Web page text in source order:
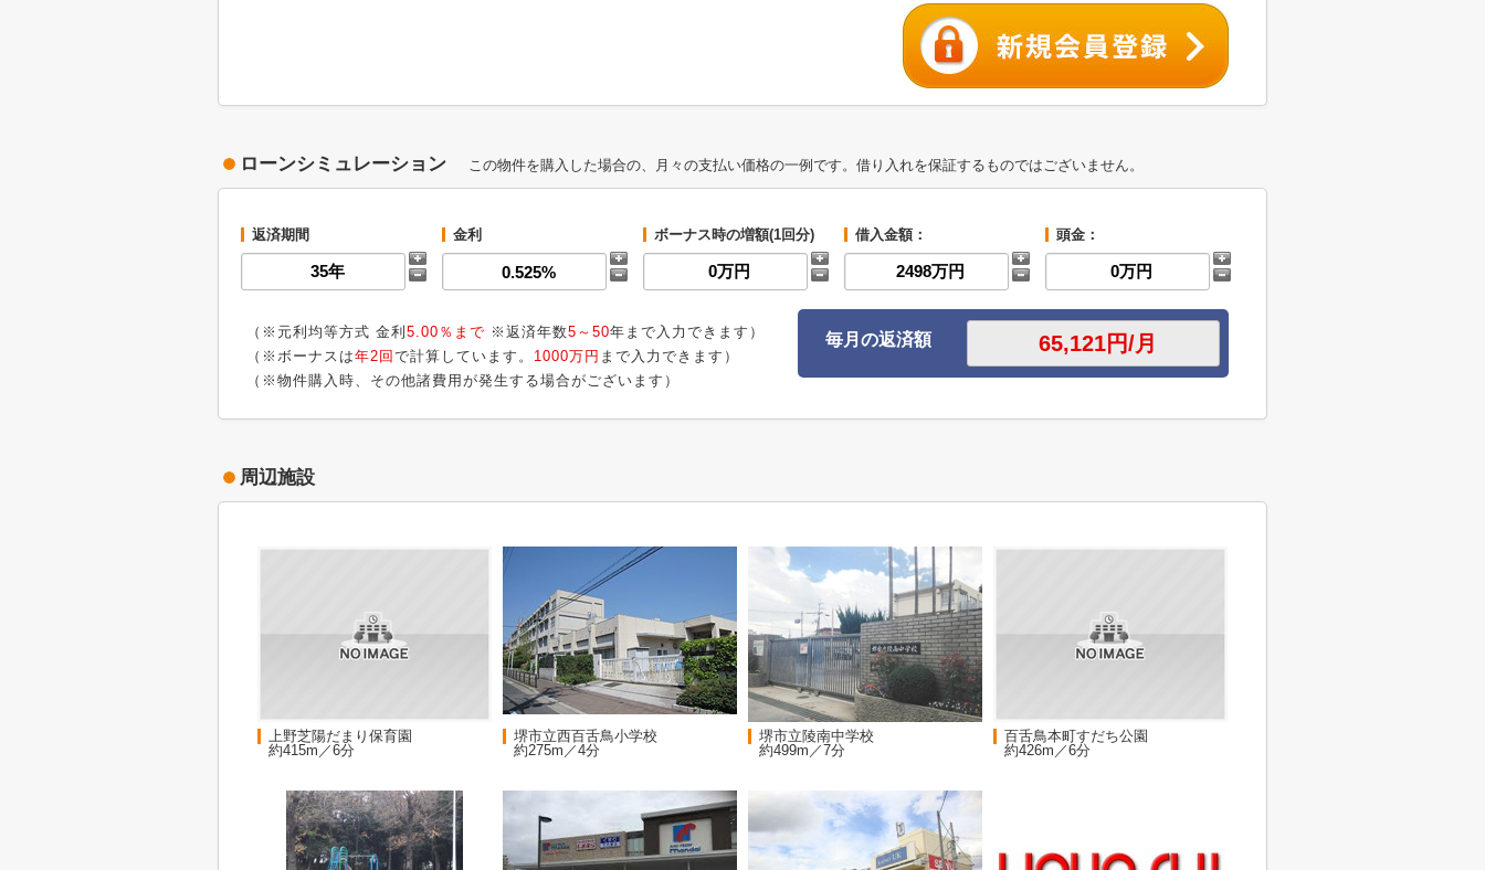
ローンシミュレーション この物件を購入した場合の、月々の支払い価格の一例です。借り入れを保証するものではございません。
返済期間 金利 ボーナス時の増額(1回分) 借入金額： 頭金：
（※元利均等方式 金利 5.00％まで ※返済年数5～50年まで入力できます）
（※ボーナスは年2回 で計算しています。 1000万円 まで入力できます）
（※物件購入時、その他諸費用が発生する場合がございます）
毎月の返済額
周辺施設
上野芝陽だまり保育園
約415m／6分
堺市立西百舌鳥小学校
約275m／4分
堺市立陵南中学校
約499m／7分
百舌鳥本町すだち公園
約426m／6分